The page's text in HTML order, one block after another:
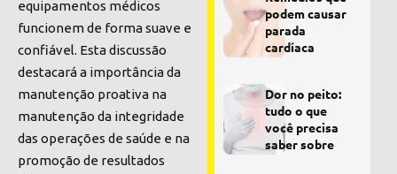
equipamentos médicos
funcionem de forma suave e
confiável. Esta discussão
destacará a importância da
manutenção proativa na
manutenção da integridade
das operações de saúde e na
promoção de resultados
podem causar
parada
cardíaca
Dor no peito:
tudo o que
você precisa
saber sobre